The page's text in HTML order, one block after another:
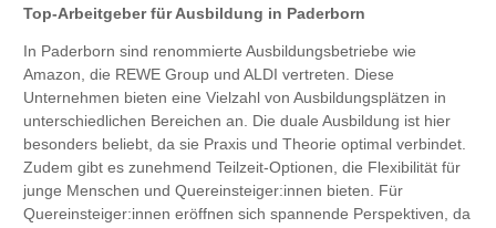
Top-Arbeitgeber für Ausbildung in Paderborn
In Paderborn sind renommierte Ausbildungsbetriebe wie
Amazon, die REWE Group und ALDI vertreten. Diese
Unternehmen bieten eine Vielzahl von Ausbildungsplätzen in
unterschiedlichen Bereichen an. Die duale Ausbildung ist hier
besonders beliebt, da sie Praxis und Theorie optimal verbindet.
Zudem gibt es zunehmend Teilzeit-Optionen, die Flexibilität für
junge Menschen und Quereinsteiger:innen bieten. Für
Quereinsteiger:innen eröffnen sich spannende Perspektiven, da